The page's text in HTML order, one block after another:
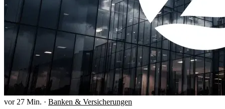
vor 27 Min. · Banken & Versicherungen